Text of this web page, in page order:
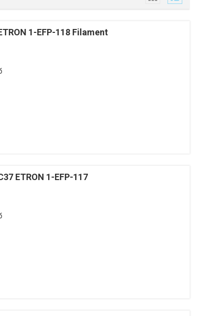
1-EFP-118 Filament
ETRON 1-EFP-117